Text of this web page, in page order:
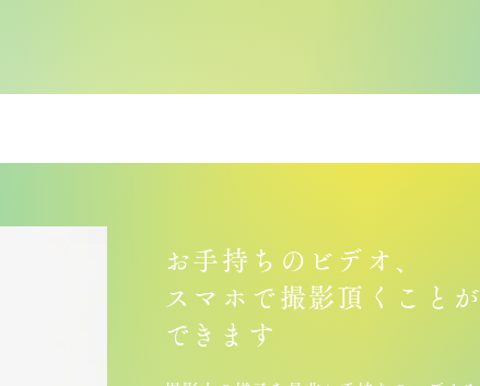
お手持ちのビデオ、
スマホで撮影頂くことが
​できます